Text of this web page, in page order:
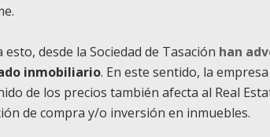
esto, desde la Sociedad de Tasación han
inmobiliario. En este sentido, la
de los precios también afecta al Real
de compra y/o inversión en inmuebles.